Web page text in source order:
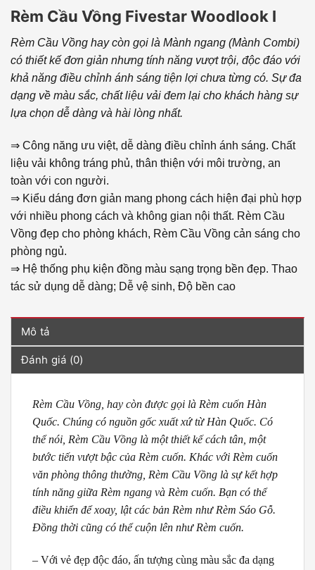
Rèm Cầu Vồng Fivestar Woodlook I
Rèm Cầu Vồng hay còn gọi là Mành ngang (Mành Combi)
có thiết kế đơn giản nhưng tính năng vượt trội, độc đáo với
khả năng điều chỉnh ánh sáng tiện lợi chưa từng có. Sự đa
dạng về màu sắc, chất liệu vải đem lại cho khách hàng sự
lựa chọn dễ dàng và hài lòng nhất.
⇒ Công năng ưu việt, dễ dàng điều chỉnh ánh sáng. Chất
liệu vải không tráng phủ, thân thiện với môi trường, an
toàn với con người.
⇒ Kiểu dáng đơn giản mang phong cách hiện đại phù hợp
với nhiều phong cách và không gian nội thất. Rèm Cầu
Vồng đẹp cho phòng khách, Rèm Cầu Vồng cản sáng cho
phòng ngủ.
⇒ Hệ thống phụ kiện đồng màu sạng trọng bền đẹp. Thao
tác sử dụng dễ dàng; Dễ vệ sinh, Độ bền cao
Mô tả
Đánh giá (0)
Rèm Cầu Vồng, hay còn được gọi là Rèm cuốn Hàn
Quốc. Chúng có nguồn gốc xuất xứ từ Hàn Quốc. Có
thể nói, Rèm Cầu Vồng là một thiết kế cách tân, một
bước tiến vượt bậc của Rèm cuốn. Khác với Rèm cuốn
văn phòng thông thường, Rèm Cầu Vồng là sự kết hợp
tính năng giữa Rèm ngang và Rèm cuốn. Bạn có thể
điều khiển để xoay, lật các bản Rèm như Rèm Sáo Gỗ.
Đồng thời cũng có thể cuộn lên như Rèm cuốn.
– Với vẻ đẹp độc đáo, ấn tượng cùng màu sắc đa dạng